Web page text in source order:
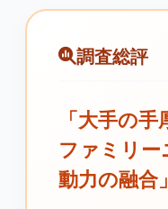
調査総評
「大手の
ファミリ
動力の融合」